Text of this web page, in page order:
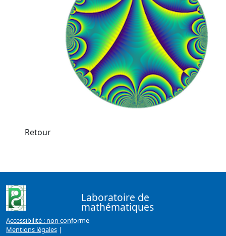
Retour
Laboratoire de
mathématiques
Accessibilité : non conforme
Mentions légales |